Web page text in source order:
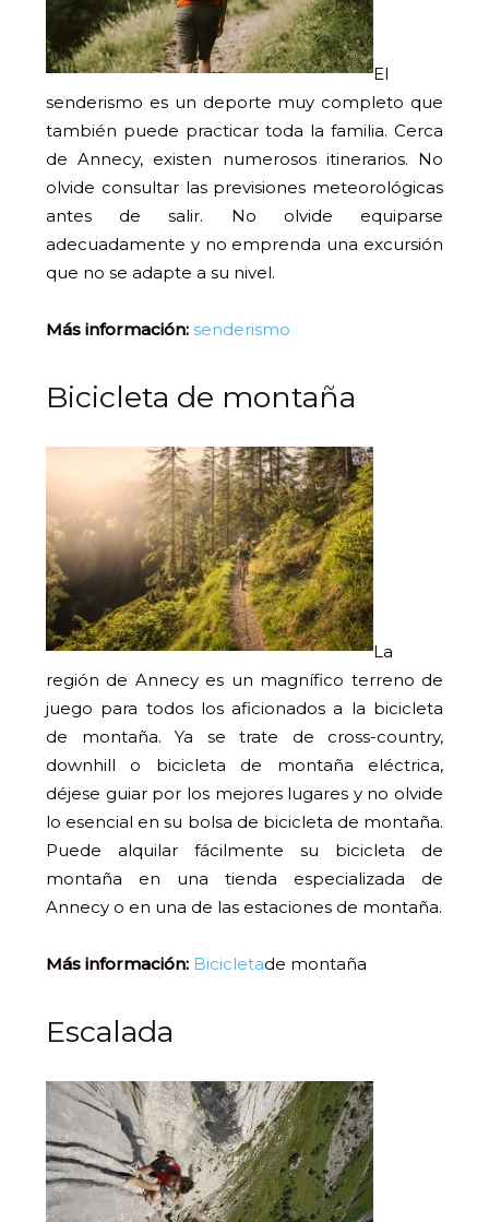
El
senderismo es un deporte muy completo que
también puede practicar toda la familia. Cerca
de Annecy, existen numerosos itinerarios. No
olvide consultar las previsiones meteorológicas
antes de salir. No olvide equiparse
adecuadamente y no emprenda una excursión
que no se adapte a su nivel.
Más información: senderismo
Bicicleta de montaña
La
región de Annecy es un magnífico terreno de
juego para todos los aficionados a la bicicleta
de montaña. Ya se trate de cross-country,
downhill o bicicleta de montaña eléctrica,
déjese guiar por los mejores lugares y no olvide
lo esencial en su bolsa de bicicleta de montaña.
Puede alquilar fácilmente su bicicleta de
montaña en una tienda especializada de
Annecy o en una de las estaciones de montaña.
Más información: Bicicletade montaña
Escalada